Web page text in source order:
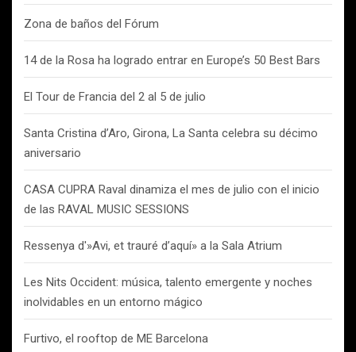
Zona de baños del Fórum
14 de la Rosa ha logrado entrar en Europe’s 50 Best Bars
El Tour de Francia del 2 al 5 de julio
Santa Cristina d’Aro, Girona, La Santa celebra su décimo
aniversario
CASA CUPRA Raval dinamiza el mes de julio con el inicio
de las RAVAL MUSIC SESSIONS
Ressenya d'»Avi, et trauré d’aquí» a la Sala Atrium
Les Nits Occident: música, talento emergente y noches
inolvidables en un entorno mágico
Furtivo, el rooftop de ME Barcelona